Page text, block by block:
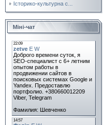
Історико-культурна с...
Міні-чат